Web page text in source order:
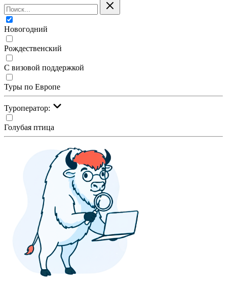
Новогодний
Рождественский
С визовой поддержкой
Туры по Европе
Туроператор:
Голубая птица